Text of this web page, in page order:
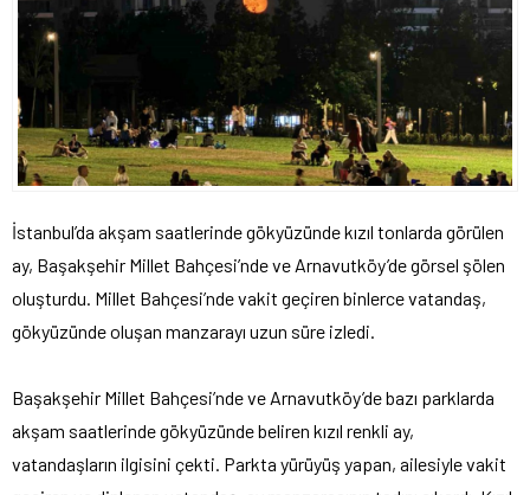
İstanbul’da akşam saatlerinde gökyüzünde kızıl tonlarda görülen
ay, Başakşehir Millet Bahçesi’nde ve Arnavutköy’de görsel şölen
oluşturdu. Millet Bahçesi’nde vakit geçiren binlerce vatandaş,
gökyüzünde oluşan manzarayı uzun süre izledi.
Başakşehir Millet Bahçesi’nde ve Arnavutköy’de bazı parklarda
akşam saatlerinde gökyüzünde beliren kızıl renkli ay,
vatandaşların ilgisini çekti. Parkta yürüyüş yapan, ailesiyle vakit